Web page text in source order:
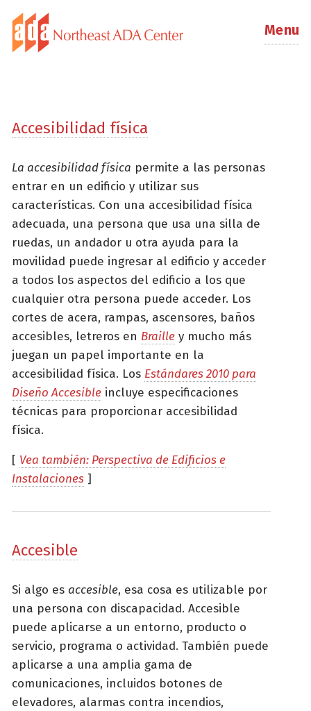
Menu
Accesibilidad física
La accesibilidad física permite a las personas
entrar en un edificio y utilizar sus
características. Con una accesibilidad física
adecuada, una persona que usa una silla de
ruedas, un andador u otra ayuda para la
movilidad puede ingresar al edificio y acceder
a todos los aspectos del edificio a los que
cualquier otra persona puede acceder. Los
cortes de acera, rampas, ascensores, baños
accesibles, letreros en Braille y mucho más
juegan un papel importante en la
accesibilidad física. Los Estándares 2010 para
Diseño Accesible incluye especificaciones
técnicas para proporcionar accesibilidad
física.
[ Vea también: Perspectiva de Edificios e
Instalaciones ]
Accesible
Si algo es accesible, esa cosa es utilizable por
una persona con discapacidad. Accesible
puede aplicarse a un entorno, producto o
servicio, programa o actividad. También puede
aplicarse a una amplia gama de
comunicaciones, incluidos botones de
elevadores, alarmas contra incendios,